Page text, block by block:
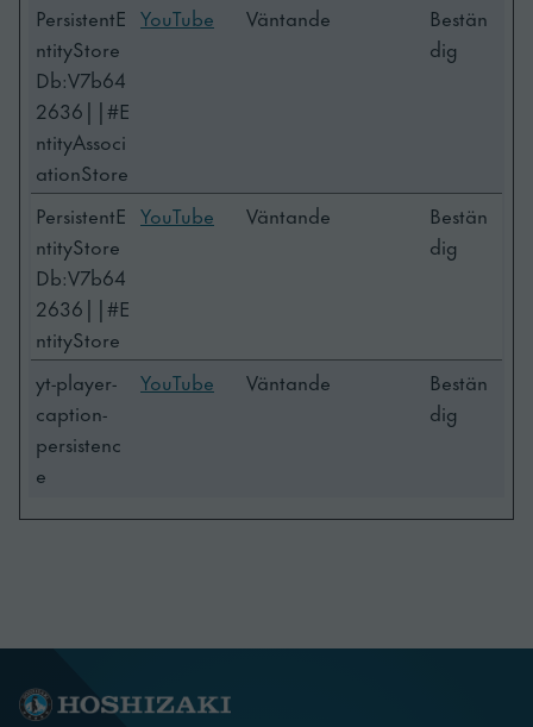
PersistentE
ntityStore
Db:V7b64
2636||#E
ntityAssoci
ationStore
YouTube Väntande
Bestän
dig
PersistentE
ntityStore
Db:V7b64
2636||#E
ntityStore
YouTube Väntande
Bestän
dig
yt-player-
caption-
persistenc
e
YouTube Väntande
Bestän
dig